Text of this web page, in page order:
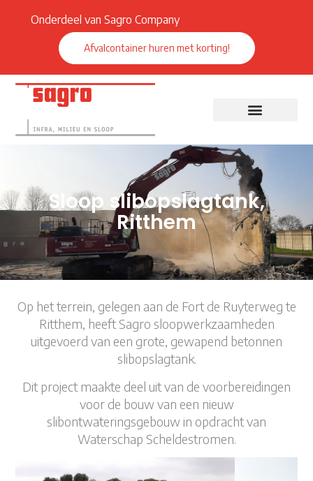
Onderdeel van Sagro Company
Afvalcontainer huren met korting!
Sloop slibopslagtank,
Ritthem
Op het terrein, gelegen aan de Fort de Ruyterweg te
Ritthem, heeft Sagro sloopwerkzaamheden
uitgevoerd van een grote, gewapend betonnen
slibopslagtank.
Dit project maakte deel uit van de voorbereidingen
voor de bouw van een nieuw
slibontwateringsgebouw in opdracht van
Waterschap Scheldestromen.